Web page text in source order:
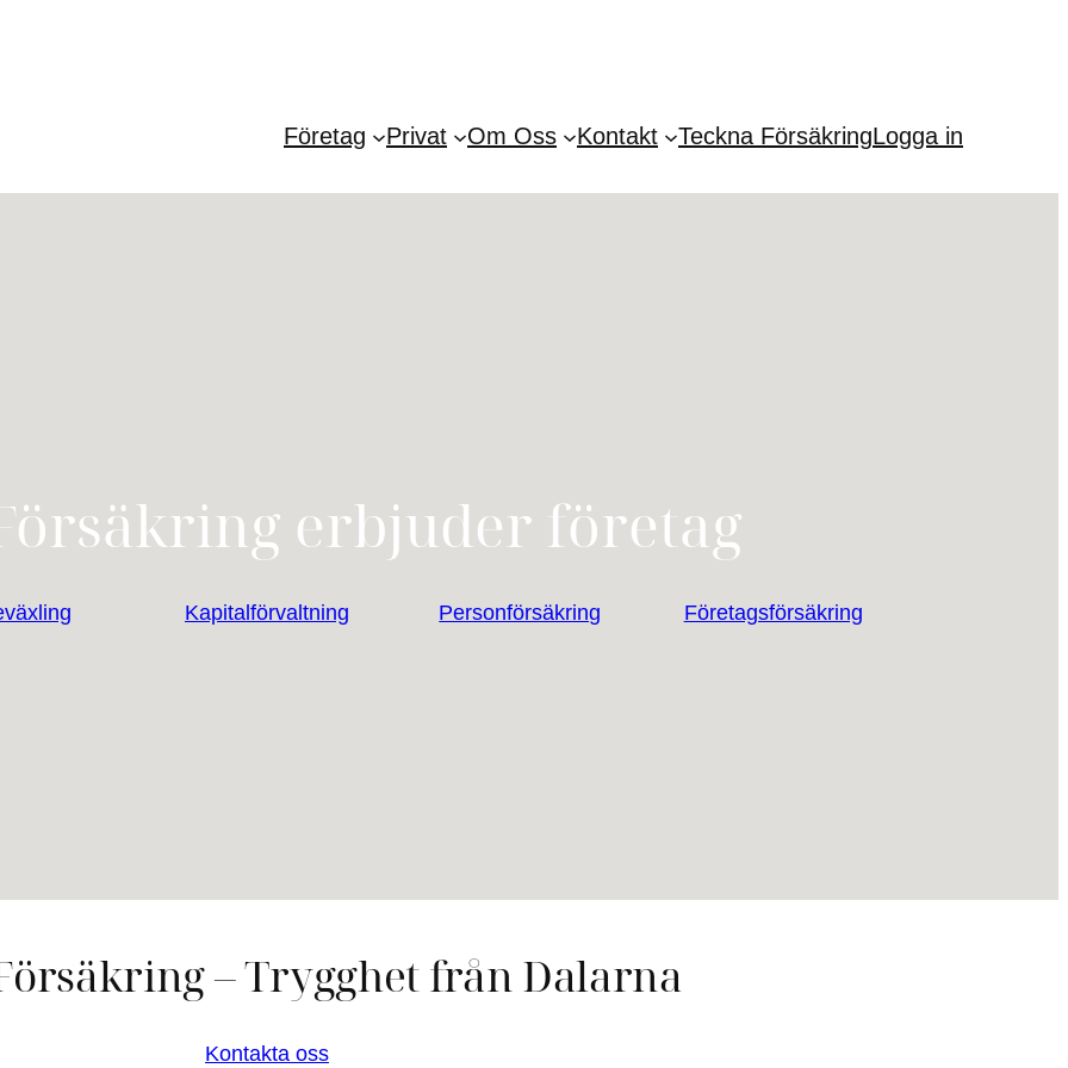
Företag Privat Om Oss Kontakt Teckna FörsäkringLogga in
erbjuder företag
Kapitalförvaltning Personförsäkring Företagsförsäkring
– Trygghet från Dalarna
Kontakta oss